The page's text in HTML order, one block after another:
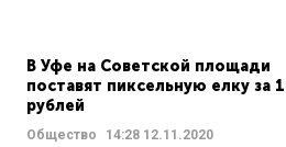
В Уфе на Советской площади
поставят пиксельную елку за
рублей
Общество 14:28 12.11.2020